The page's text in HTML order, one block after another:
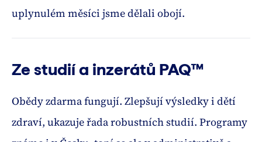
uplynulém měsíci jsme dělali obojí.
Ze studií a inzerátů PAQ™
Obědy zdarma fungují. Zlepšují výsledky i dětí
zdraví, ukazuje řada robustních studií. Programy